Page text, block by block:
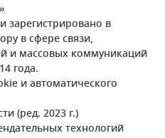
зарегистрировано в
в сфере связи,
и массовых коммуникаций
года.
и автоматического
(ред. 2023 г.)
технологий